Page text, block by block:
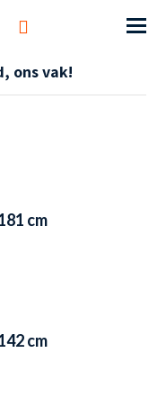
ons vak!
cm
cm